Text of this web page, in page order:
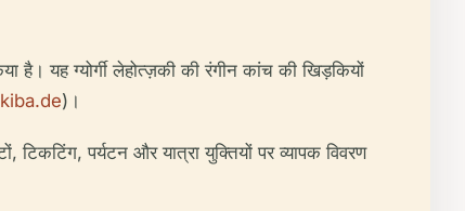
यह ग्योर्गी लेहोत्ज़की की रंगीन कांच की खिड़कियों
)।
पर्यटन और यात्रा युक्तियों पर व्यापक विवरण